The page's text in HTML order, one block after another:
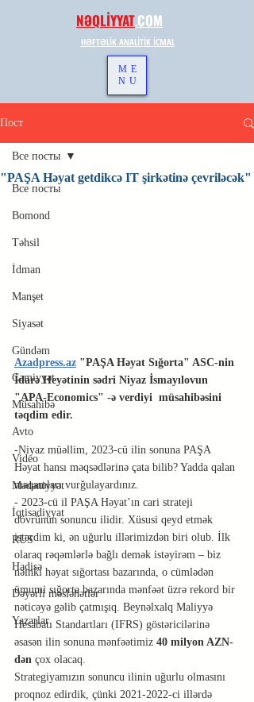
NƏQLİYYAT.COM
HƏFTƏLİK ANALİTİK İCMAL
ME
NU
Пост
Все посты
Bomond
Təhsil
İdman
Manşet
Siyasət
Gündəm
Cəmiyyət
Müsahibə
Avto
Video
Mədəniyyət
İqtisadiyyat
RUS
Hadisə
Dəyərli məsləhətlər
Yazarlar
Все посты
"PAŞA Həyat getdikcə IT şirkətinə çevriləcək"
Azadpress.az "PAŞA Həyat Sığorta" ASC-nin
İdarə Heyətinin sədri Niyaz İsmayılovun
"APA-Economics" -ə verdiyi  müsahibəsini
təqdim edir.
-Niyaz müəllim, 2023-cü ilin sonuna PAŞA
Həyat hansı məqsədlərinə çata bilib? Yadda qalan
məqamları vurğulayardınız.
- 2023-cü il PAŞA Həyat’ın cari strateji
dövrünün sonuncu ilidir. Xüsusi qeyd etmək
istərdim ki, ən uğurlu illərimizdən biri olub. İlk
olaraq rəqəmlərlə bağlı demək istəyirəm – biz
nəinki həyat sığortası bazarında, o cümlədən
ümumi sığorta bazarında mənfəət üzrə rekord bir
nəticəyə gəlib çatmışıq. Beynəlxalq Maliyyə
Hesabatı Standartları (IFRS) göstəricilərinə
əsasən ilin sonuna mənfəətimiz 40 milyon AZN-
dən çox olacaq.
Strategiyamızın sonuncu ilinin uğurlu olmasını
proqnoz edirdik, çünki 2021-2022-ci illərdə